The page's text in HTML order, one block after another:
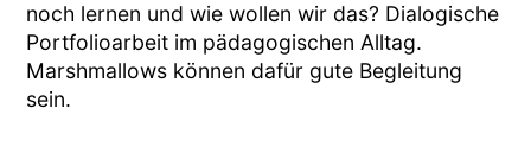
noch lernen und wie wollen wir das? Dialogische
Portfolioarbeit im pädagogischen Alltag.
Marshmallows können dafür gute Begleitung
sein.